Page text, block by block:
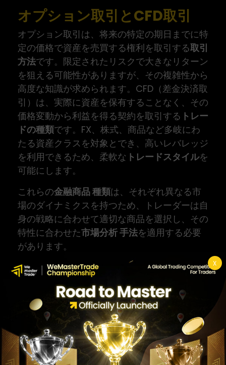
X
オプション取引とCFD取引
オプション取引は、将来の特定の期日までに特
定の価格で資産を売買する権利を取引する取引
方法です。限定されたリスクで大きなリターン
を狙える可能性がありますが、その複雑性から
高度な知識が求められます。CFD（差金決済取
引）は、実際に資産を保有することなく、その
価格変動から利益を得る契約を取引する トレー
ドの種類です。FX、株式、商品など多岐にわ
たる資産クラスを対象とでき、高いレバレッジ
を利用できるため、柔軟な トレードスタイルを
可能にします。
これらの金融商品 種類は、それぞれ異なる市
場のダイナミクスを持つため、トレーダーは自
身の戦略に合わせて適切な商品を選択し、その
特性に合わせた市場分析 手法を適用する必要
があります。